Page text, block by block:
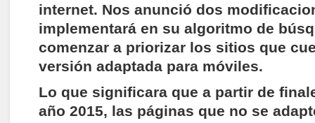
internet. Nos anunció dos
implementará en su algoritmo de
comenzar a priorizar los sitios que
versión adaptada para móviles.
Lo que significara que a partir de
año 2015, las páginas que no se